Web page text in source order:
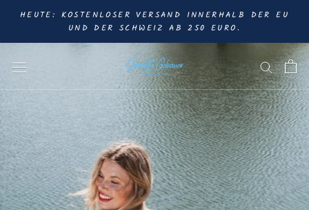
Direkt
Inhalt
HEUTE: KOSTENLOSER VERSAND INNERHALB DER EU
UND DER SCHWEIZ AB 250 EURO.